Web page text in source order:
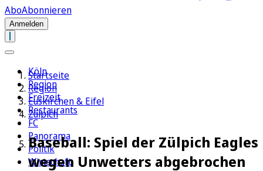
AboAbonnieren
Anmelden
Köln
Region
Freizeit
Restaurants
FC
Panorama
Politik
Wirtschaft
Startseite
Region
Euskirchen & Eifel
Zülpich
Baseball: Spiel der Zülpich Eagles
wegen Unwetters abgebrochen